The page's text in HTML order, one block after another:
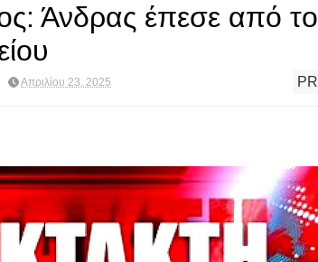
Άνδρας έπεσε από
Απριλίου 23, 2025